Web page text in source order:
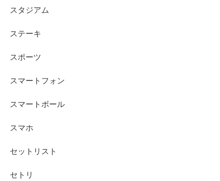
スタジアム
ステーキ
スポーツ
スマートフォン
スマートボール
スマホ
セットリスト
セトリ